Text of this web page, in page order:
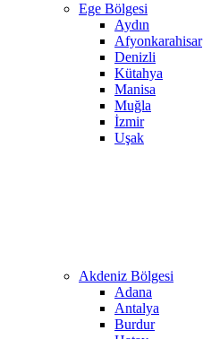
Ege Bölgesi
Aydın
Afyonkarahisar
Denizli
Kütahya
Manisa
Muğla
İzmir
Uşak
Akdeniz Bölgesi
Adana
Antalya
Burdur